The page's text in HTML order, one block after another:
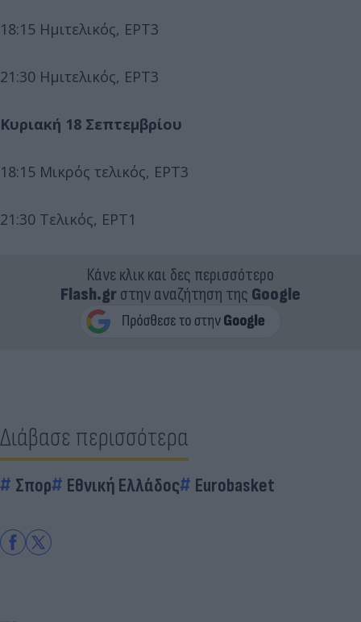
18:15 Ημιτελικός, ΕΡΤ3
21:30 Ημιτελικός, ΕΡΤ3
Κυριακή 18 Σεπτεμβρίου
18:15 Μικρός τελικός, ΕΡΤ3
21:30 Τελικός, ΕΡΤ1
Κάνε κλικ και δες περισσότερο
Flash.grστην αναζήτηση της Google
Διάβασε περισσότερα
Σπορ Εθνική Ελλάδος Eurobasket